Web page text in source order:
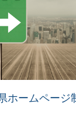
ームページ